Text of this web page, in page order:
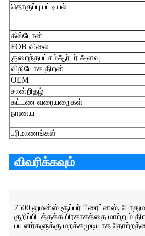
தொகுப்பு பட்டியல்
கீஸ்டோன்
FOB விலை
குறைந்தபட்சம்ஆர்டர் அளவு
விநியோக திறன்
OEM
சான்றிதழ்
கட்டண வரையறைகள்
நாணய
பரிமாணங்கள்
விவரிக்கவும்
7500 லுமன்ஸ் சூப்பர் பிரைட்னஸ்,
குறிப்பிடத்தக்க பிரகாசத்தை மாற்றும்
பயனர்களுக்கு மறக்கமுடியாத